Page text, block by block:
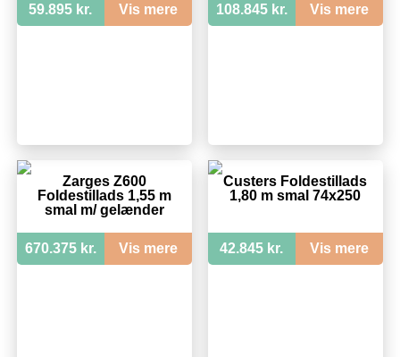
59.895 kr. Vis mere 108.845 kr. Vis mere
Zarges Z600
Foldestillads 1,55 m
smal m/ gelænder
670.375 kr. Vis mere
Custers Foldestillads
1,80 m smal 74x250
42.845 kr. Vis mere